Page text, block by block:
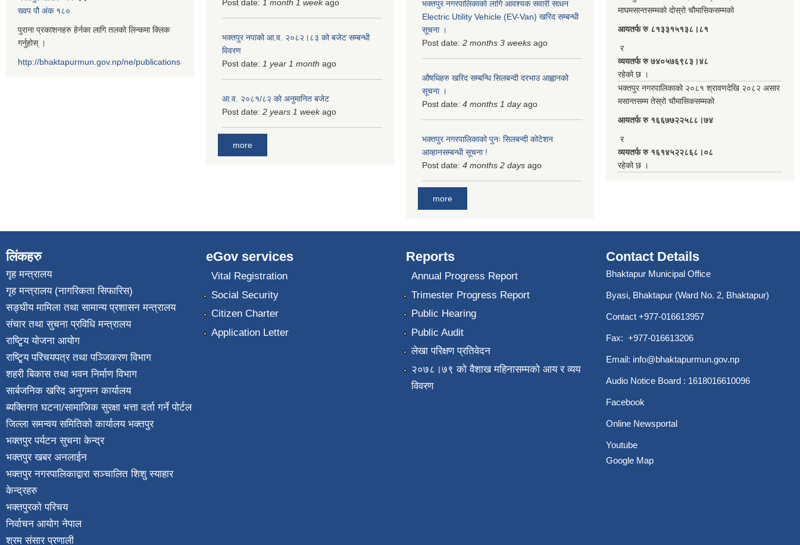
ख्वप पौ अंक १८०
पुराना प्रकाशनहरु हेर्नका लागि तलको लिन्कमा क्लिक
गर्नुहोस् ।
http://bhaktapurmun.gov.np/ne/publications
Post date: 1 month 1 weekago
भक्तपुर नपाको आ.व. २०८२।८३ को बजेट सम्बन्धी
विवरण
Post date: 1 year 1 month ago
आ.व. २०८१/८२ को अनुमानित बजेट
Post date: 2 years 1 weekago
more
भक्तपुर नगरपालिकाकाे लागि आवश्यक सवारी साधन
Electric Utility Vehicle (EV-Van) खरिद सम्बन्धी
सूचना ।
Post date: 2 months 3 weeks ago
औषधिहरु खरिद सम्बन्धि सिलबन्दी दरभाउ आह्वानको
सूचना ।
Post date: 4 months 1 dayago
भक्तपुर नगरपालिकाको पुनः सिलबन्दी कोटेशन
आव्हानसम्बन्धी सूचना !
Post date: 4 months 2 days ago
more
माघमसान्तसम्मको दोस्रो चौमासिकसम्मको
आयतर्फ रु‌ ८१३३१५१३८।८१
र
व्ययतर्फ रु ७४०५७६९८३।४८
रहेको छ ।
भक्तपुर नगरपालिकाको २०८१ श्रावणदेखि २०८२ असार
मसान्तसम्म तेस्रो चौमासिकसम्मको
आयतर्फ रु‌ १६६७७२२५८८।७४
र
व्ययतर्फ रु १६१४५२२८६८।०८
रहेको छ ।
लिंकहरु
गृह मन्त्रालय
गृह मन्त्रालय (नागरिकता सिफारिस)
सङ्घीय मामिला तथा सामान्य प्रशासन मन्त्रालय
संचार तथा सुचना प्रविधि मन्त्रालय
राष्टि्ृय योजना आयोग
राष्टि्ृय परिचयपत्र तथा पञ्जिकरण विभाग
शहरी बिकास तथा भवन निर्माण विभाग
सार्बजनिक खरिद अनुगमन कार्यालय
ब्यक्तिगत घटना/सामाजिक सुरक्षा भत्ता दर्ता गर्ने पोर्टल
जिल्ला समन्वय समितिको कार्यालय भक्तपुर
भक्तपुर पर्यटन सुचना केन्द्र
भक्तपुर खबर अनलाईन
भक्तपुर नगरपालिकाद्वारा सञ्चालित शिशु स्याहार
केन्द्रहरु
भक्तपुरकाे परिचय
निर्वाचन आयोग नेपाल
श्रम संसार प्रणाली
eGov services
Vital Registration
Social Security
Citizen Charter
Application Letter
Reports
Annual Progress Report
Trimester Progress Report
Public Hearing
Public Audit
लेखा परिक्षण प्रतिवेदन
२०७८।७९ को वैशाख महिनासम्मको आय र व्यय
विवरण
Contact Details
Bhaktapur Municipal Office
Byasi, Bhaktapur (Ward No. 2, Bhaktapur)
Contact +977-016613957
Fax: +977-016613206
Email: info@bhaktapurmun.gov.np
Audio Notice Board : 1618016610096
Facebook
Online Newsportal
Youtube
Google Map